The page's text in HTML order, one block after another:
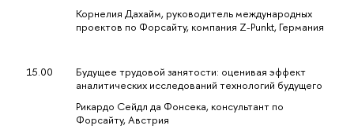
Корнелия Дахайм, руководитель международных
проектов по Форсайту, компания Z-Punkt, Германия
15.00
Будущее трудовой занятости: оценивая эффект
аналитических исследований технологий будущего
Рикардо Сейдл да Фонсека, консультант по
Форсайту, Австрия